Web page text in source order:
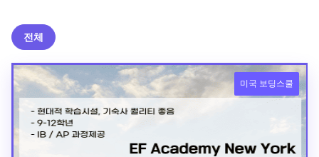
전체
미국 보딩스쿨